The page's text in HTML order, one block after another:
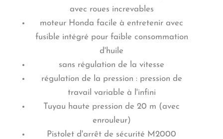
avec roues increvables
moteur Honda facile à entretenir avec
fusible intégré pour faible consommation
d'huile
sans régulation de la vitesse
régulation de la pression : pression de
travail variable à l'infini
Tuyau haute pression de 20 m (avec
enrouleur)
Pistolet d'arrêt de sécurité M2000